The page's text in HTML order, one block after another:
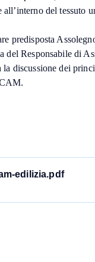
del tessuto
predisposta
del Responsabile di
la discussione dei
edilizia.pdf